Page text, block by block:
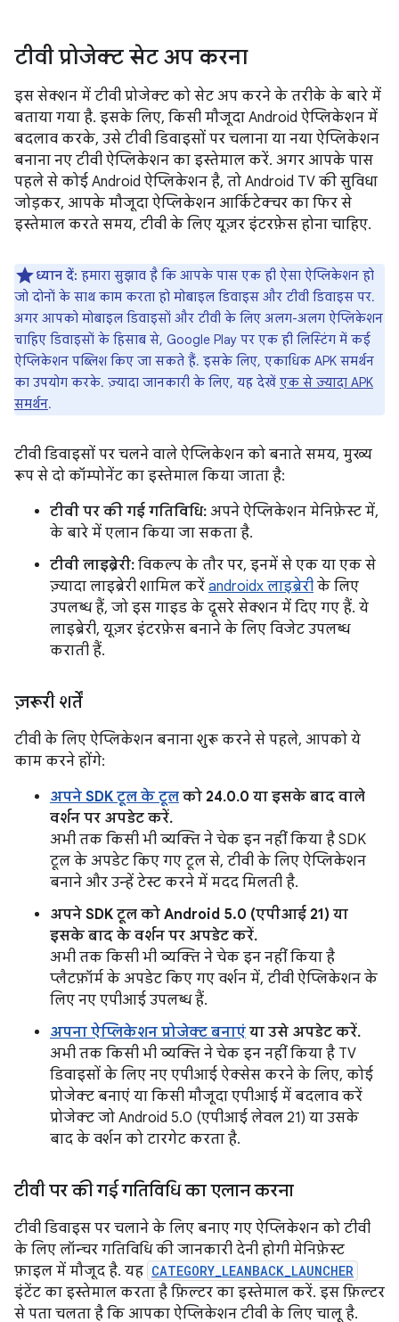
टीवी प्रोजेक्ट सेट अप करना
इस सेक्शन में टीवी प्रोजेक्ट को सेट अप करने के तरीके के बारे में
बताया गया है. इसके लिए, किसी मौजूदा Android ऐप्लिकेशन में
बदलाव करके, उसे टीवी डिवाइसों पर चलाना या नया ऐप्लिकेशन
बनाना नए टीवी ऐप्लिकेशन का इस्तेमाल करें. अगर आपके पास
पहले से कोई Android ऐप्लिकेशन है, तो Android TV की सुविधा
जोड़कर, आपके मौजूदा ऐप्लिकेशन आर्किटेक्चर का फिर से
इस्तेमाल करते समय, टीवी के लिए यूज़र इंटरफ़ेस होना चाहिए.
ध्यान दें: हमारा सुझाव है कि आपके पास एक ही ऐसा ऐप्लिकेशन हो
जो दोनों के साथ काम करता हो मोबाइल डिवाइस और टीवी डिवाइस पर.
अगर आपको मोबाइल डिवाइसों और टीवी के लिए अलग-अलग ऐप्लिकेशन
चाहिए डिवाइसों के हिसाब से, Google Play पर एक ही लिस्टिंग में कई
ऐप्लिकेशन पब्लिश किए जा सकते हैं. इसके लिए, एकाधिक APK समर्थन
का उपयोग करके. ज़्यादा जानकारी के लिए, यह देखें एक से ज़्यादा APK
समर्थन.
टीवी डिवाइसों पर चलने वाले ऐप्लिकेशन को बनाते समय, मुख्य
रूप से दो कॉम्पोनेंट का इस्तेमाल किया जाता है:
टीवी पर की गई गतिविधि: अपने ऐप्लिकेशन मेनिफ़ेस्ट में,
के बारे में एलान किया जा सकता है.
टीवी लाइब्रेरी: विकल्प के तौर पर, इनमें से एक या एक से
ज़्यादा लाइब्रेरी शामिल करें androidx लाइब्रेरी के लिए
उपलब्ध हैं, जो इस गाइड के दूसरे सेक्शन में दिए गए हैं. ये
लाइब्रेरी, यूज़र इंटरफ़ेस बनाने के लिए विजेट उपलब्ध
कराती हैं.
ज़रूरी शर्तें
टीवी के लिए ऐप्लिकेशन बनाना शुरू करने से पहले, आपको ये
काम करने होंगे:
अपने SDK टूल के टूल को 24.0.0 या इसके बाद वाले
वर्शन पर अपडेट करें.
अभी तक किसी भी व्यक्ति ने चेक इन नहीं किया है SDK
टूल के अपडेट किए गए टूल से, टीवी के लिए ऐप्लिकेशन
बनाने और उन्हें टेस्ट करने में मदद मिलती है.
अपने SDK टूल को Android 5.0 (एपीआई 21) या
इसके बाद के वर्शन पर अपडेट करें.
अभी तक किसी भी व्यक्ति ने चेक इन नहीं किया है
प्लैटफ़ॉर्म के अपडेट किए गए वर्शन में, टीवी ऐप्लिकेशन के
लिए नए एपीआई उपलब्ध हैं.
अपना ऐप्लिकेशन प्रोजेक्ट बनाएं या उसे अपडेट करें.
अभी तक किसी भी व्यक्ति ने चेक इन नहीं किया है TV
डिवाइसों के लिए नए एपीआई ऐक्सेस करने के लिए, कोई
प्रोजेक्ट बनाएं या किसी मौजूदा एपीआई में बदलाव करें
प्रोजेक्ट जो Android 5.0 (एपीआई लेवल 21) या उसके
बाद के वर्शन को टारगेट करता है.
टीवी पर की गई गतिविधि का एलान करना
टीवी डिवाइस पर चलाने के लिए बनाए गए ऐप्लिकेशन को टीवी
के लिए लॉन्चर गतिविधि की जानकारी देनी होगी मेनिफ़ेस्ट
फ़ाइल में मौजूद है. यह CATEGORY_LEANBACK_LAUNCHER
इंटेंट का इस्तेमाल करता है फ़िल्टर का इस्तेमाल करें. इस फ़िल्टर
से पता चलता है कि आपका ऐप्लिकेशन टीवी के लिए चालू है.